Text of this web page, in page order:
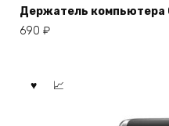
Держатель компьютера
690 ₽